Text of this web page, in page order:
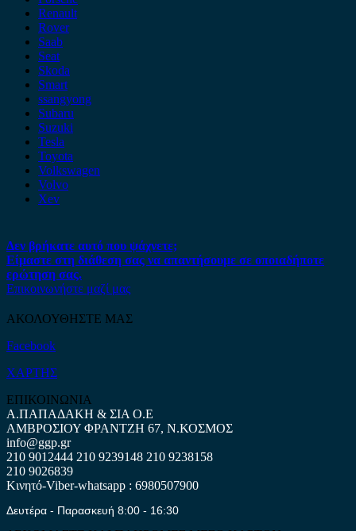
Renault
Rover
Saab
Seat
Skoda
Smart
ssangyong
Subaru
Suzuki
Tesla
Toyota
Volkswagen
Volvo
Xev
Δεν βρήκατε αυτό που ψάχνετε;
Είμαστε στη διάθεση σας να απαντήσουμε σε οποιαδήποτε
ερώτηση σας.
Επικοινωνήστε μαζί μας
ΑΚΟΛΟΥΘΗΣΤΕ ΜΑΣ
Facebook
ΧΑΡΤΗΣ
ΕΠΙΚΟΙΝΩΝΙΑ
Α.ΠΑΠΑΔΑΚΗ & ΣΙΑ Ο.Ε
ΑΜΒΡΟΣΙΟΥ ΦΡΑΝΤΖΗ 67, Ν.ΚΟΣΜΟΣ
info@ggp.gr
210 9012444 210 9239148 210 9238158
210 9026839
Κινητό-Viber-whatsapp : 6980507900
Δευτέρα - Παρασκευή 8:00 - 16:30